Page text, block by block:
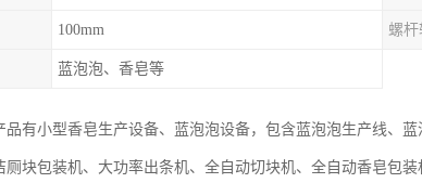
100mm 螺杆
蓝泡泡、香皂等
品有小型香皂生产设备、蓝泡泡设备，包含蓝泡泡生产线、
厕块包装机、大功率出条机、全自动切块机、全自动香皂包